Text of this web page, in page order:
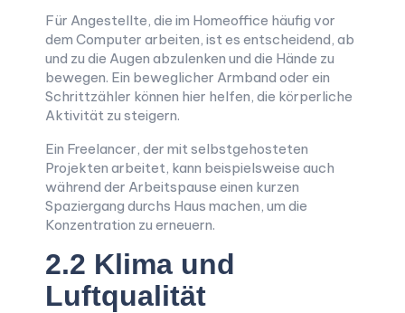
Für Angestellte, die im Homeoffice häufig vor
dem Computer arbeiten, ist es entscheidend, ab
und zu die Augen abzulenken und die Hände zu
bewegen. Ein beweglicher Armband oder ein
Schrittzähler können hier helfen, die körperliche
Aktivität zu steigern.
Ein Freelancer, der mit selbstgehosteten
Projekten arbeitet, kann beispielsweise auch
während der Arbeitspause einen kurzen
Spaziergang durchs Haus machen, um die
Konzentration zu erneuern.
2.2 Klima und
Luftqualität